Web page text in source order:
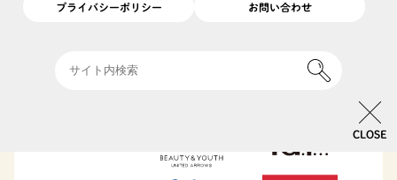
プライバシーポリシー お問い合わせ
CLOSE